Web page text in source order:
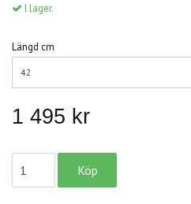
I lager.
Längd cm
42
1 495 kr